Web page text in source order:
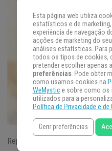
Representante do
Esta página web utiliza
estatísticos e de marketing,
experiência de navegação
acções de marketing do
análises estatísticas. Para
todos os tipos de cookies,
pretender escolher apenas
preferências. Pode obter
como usamos cookies na
WeMystice sobre como os
utilizados para a
Política de Privacidade e de
Gerir preferências